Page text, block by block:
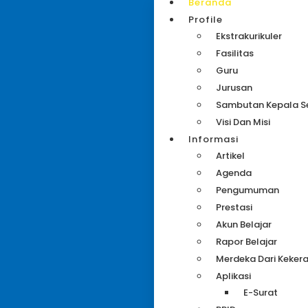
Profile
Ekstrakurikuler
Fasilitas
Guru
Jurusan
Sambutan Kepala
Visi Dan Misi
Informasi
Artikel
Agenda
Pengumuman
Prestasi
Akun Belajar
Rapor Belajar
Merdeka Dari
Aplikasi
E-Surat